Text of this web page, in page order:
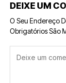
DEIXE UM
O Seu Endereço
Obrigatórios São